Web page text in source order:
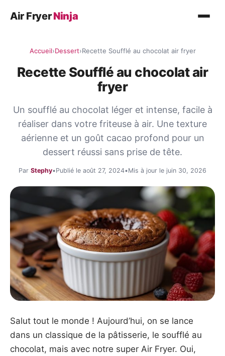
Air FryerNinja
Plat principal
Légumes
Desserts
Conseils
Accueil›Dessert›Recette Soufflé au chocolat air fryer
Recette Soufflé au chocolat air
fryer
Un soufflé au chocolat léger et intense, facile à
réaliser dans votre friteuse à air. Une texture
aérienne et un goût cacao profond pour un
dessert réussi sans prise de tête.
Par Stephy•Publié le août 27, 2024•Mis à jour le juin 30, 2026
Salut tout le monde ! Aujourd’hui, on se lance
dans un classique de la pâtisserie, le soufflé au
chocolat, mais avec notre super Air Fryer. Oui,